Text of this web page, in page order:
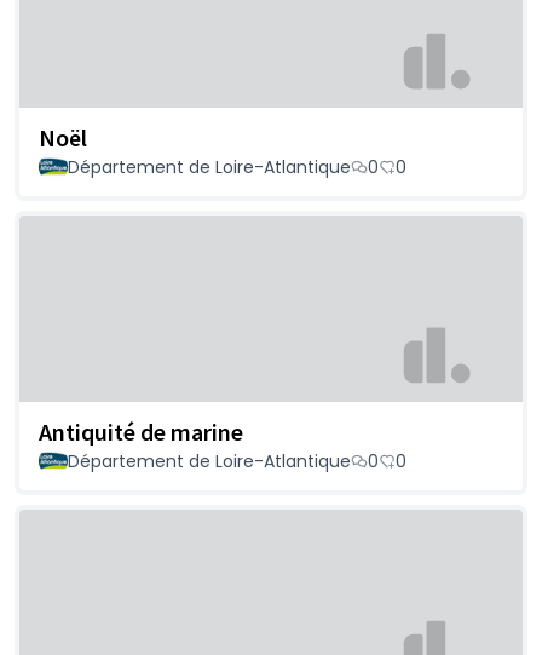
Noël
Département de Loire-Atlantique 0 0
Antiquité de marine
Département de Loire-Atlantique 0 0